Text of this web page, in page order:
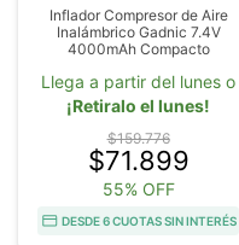
Inflador Compresor de Aire
Inalámbrico Gadnic 7.4V
4000mAh Compacto
Llega a partir del lunes o
¡Retiralo el lunes!
$159.776
$71.899
55% OFF
DESDE 6 CUOTAS SIN INTERÉS